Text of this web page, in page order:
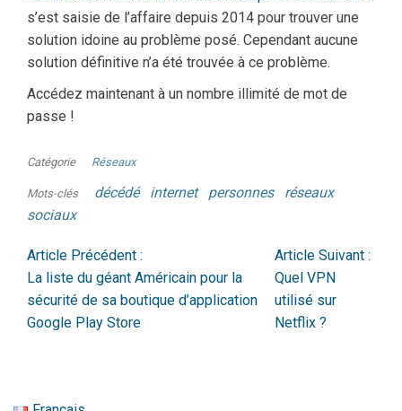
s’est saisie de l’affaire depuis 2014 pour trouver une
solution idoine au problème posé. Cependant aucune
solution définitive n’a été trouvée à ce problème.
Accédez maintenant à un nombre illimité de mot de
passe !
Catégorie Réseaux
Mots-clés décédé internet personnes
réseaux
sociaux
Article Précédent :
La liste du géant Américain pour la
sécurité de sa boutique d’application
Google Play Store
Article Suivant :
Quel VPN
utilisé sur
Netflix ?